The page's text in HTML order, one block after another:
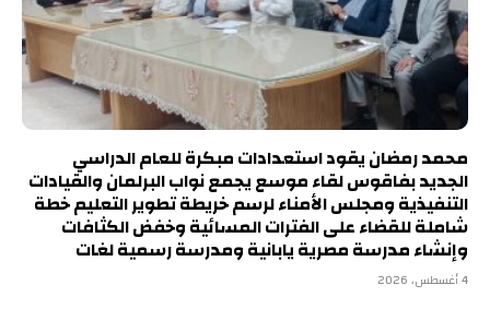
محمد رمضان يقود استعدادات مبكرة للعام الدراسي
الجديد بفاقوس لقاء موسع يجمع نواب البرلمان والقيادات
التنفيذية ومجلس الأمناء لرسم خريطة تطوير التعليم خطة
شاملة للقضاء على الفترات المسائية وخفض الكثافات
وإنشاء مدرسة مصرية يابانية ومدرسة رسمية لغات
4 أغسطس، 2026